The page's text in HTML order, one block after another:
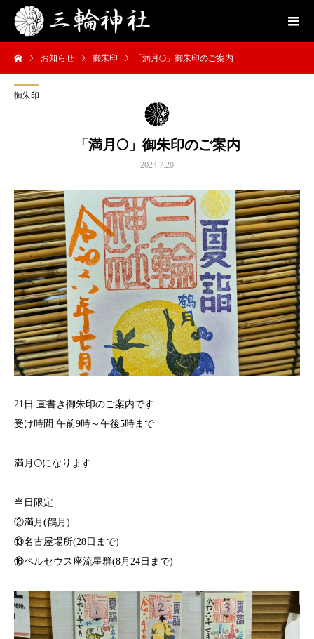
お知らせ 御朱印 「満月🌕」御朱印のご案内
御朱印
「満月🌕」御朱印のご案内
2024.7.20
21日 直書き御朱印のご案内です
受け時間 午前9時～午後5時まで⁡
満月🌕になります
当日限定
②満月(鶴月)
⑬名古屋場所(28日まで)
⑯ペルセウス座流星群(8月24日まで)